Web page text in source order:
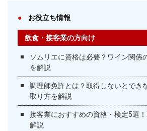
お役立ち情報
飲食・接客業の方向け
ソムリエに資格は必要？ワイン関係
を解説
調理師免許とは？取得しないとでき
取り方を解説
接客業におすすめの資格・検定5選
解説